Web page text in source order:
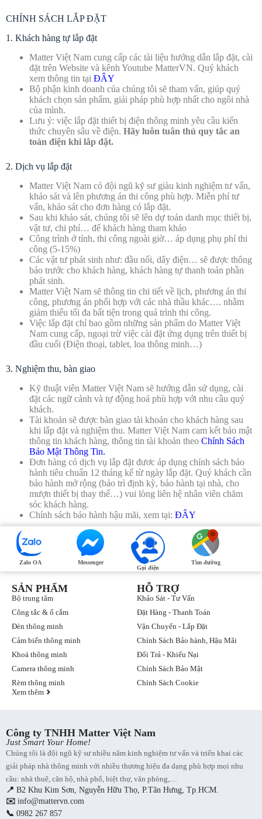
CHÍNH SÁCH LẮP ĐẶT
1. Khách hàng tự lắp đặt
Matter Việt Nam cung cấp các tài liệu hướng dẫn lắp đặt, cài
đặt trên Website và kênh Youtube MatterVN. Quý khách
xem thông tin tại ĐÂY
Bộ phận kinh doanh của chúng tôi sẽ tham vấn, giúp quý
khách chọn sản phẩm, giải pháp phù hợp nhất cho ngôi nhà
của mình.
Lưu ý: việc lắp đặt thiết bị điện thông minh yêu cầu kiến
thức chuyên sâu về điện. Hãy luôn tuân thủ quy tắc an
toàn điện khi lắp đặt.
2. Dịch vụ lắp đặt
Matter Việt Nam có đội ngũ kỹ sư giàu kinh nghiệm tư vấn,
khảo sát và lên phương án thi công phù hợp. Miễn phí tư
vấn, khảo sát cho đơn hàng có lắp đặt.
Sau khi khảo sát, chúng tôi sẽ lên dự toán danh mục thiết bị,
vật tư, chi phí… để khách hàng tham khảo
Công trình ở tỉnh, thi công ngoài giờ… áp dụng phụ phí thi
công (5-15%)
Các vật tư phát sinh như: đầu nối, dây điện… sẽ được thông
báo trước cho khách hàng, khách hàng tự thanh toán phần
phát sinh.
Matter Việt Nam sẽ thông tin chi tiết về lịch, phương án thi
công, phương án phối hợp với các nhà thầu khác…. nhằm
giảm thiểu tối đa bất tiện trong quá trình thi công.
Việc lắp đặt chỉ bao gồm những sản phẩm do Matter Việt
Nam cung cấp, ngoại trừ việc cài đặt ứng dụng trên thiết bị
đầu cuối (Điện thoại, tablet, loa thông minh…)
3. Nghiệm thu, bàn giao
Kỹ thuật viên Matter Việt Nam sẽ hướng dẫn sử dụng, cài
đặt các ngữ cảnh và tự động hoá phù hợp với nhu cầu quý
khách.
Tài khoản sẽ được bàn giao tài khoản cho khách hàng sau
khi lắp đặt và nghiệm thu. Matter Việt Nam cam kết bảo mật
thông tin khách hàng, thông tin tài khoản theo Chính Sách
Bảo Mật Thông Tin.
Đơn hàng có dịch vụ lắp đặt đươc áp dụng chính sách bảo
hành tiêu chuẩn 12 tháng kể từ ngày lắp đặt. Quý khách cần
bảo hành mở rộng (bảo trì định kỳ, bảo hành tại nhà, cho
mượn thiết bị thay thế…) vui lòng liên hệ nhân viên chăm
sóc khách hàng.
Chính sách bảo hành hậu mãi, xem tại: ĐÂY
Zalo OA
Messenger
Gọi điện
Tìm đường
HỖ TRỢ
Khảo Sát - Tư Vấn
Đặt Hàng - Thanh Toán
Vận Chuyển - Lắp Đặt
Chính Sách Bảo hành, Hậu Mãi
Đổi Trả - Khiếu Nại
Chính Sách Bảo Mật
Chính Sách Cookie
SẢN PHẨM
Bộ trung tâm
Công tắc & ổ cắm
Đèn thông minh
Cảm biến thông minh
Khoá thông minh
Camera thông minh
Rèm thông minh
Xem thêm
Công ty TNHH Matter Việt Nam
Just Smart Your Home!
Chúng tôi là đội ngũ kỹ sư nhiều năm kinh nghiệm tư vấn và triển khai các
giải pháp nhà thông minh với nhiều thương hiệu đa dạng phù hợp mọi nhu
cầu: nhà thuê, căn hộ, nhà phố, biệt thự, văn phòng,…
📍 B2 Khu Kim Sơn, Nguyễn Hữu Thọ, P.Tân Hưng, Tp.HCM.
✉️ info@mattervn.com
📞 0982 267 857